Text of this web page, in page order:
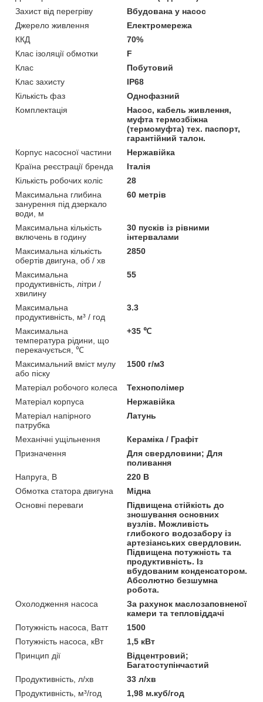
Захист від перегріву
Вбудована у насос
Джерело живлення
Електромережа
ККД
70%
Клас ізоляції обмотки
F
Клас
Побутовий
Клас захисту
IP68
Кількість фаз
Однофазний
Комплектація
Насос, кабель живлення,
муфта термозбіжна
(термомуфта) тех. паспорт,
гарантійний талон.
Корпус насосної частини
Нержавійка
Країна реєстрації бренда
Італія
Кількість робочих коліс
28
Максимальна глибина
занурення під дзеркало
води, м
60 метрів
Максимальна кількість
включень в годину
30 пусків із рівними
інтервалами
Максимальна кількість
обертів двигуна, об / хв
2850
Максимальна
продуктивність, літри /
хвилину
55
Максимальна
продуктивність, м³ / год
3.3
Максимальна
температура рідини, що
перекачується, ℃
+35 ℃
Максимальний вміст мулу
або піску
1500 г/м3
Матеріал робочого колеса
Технополімер
Матеріал корпуса
Нержавійка
Матеріал напірного
патрубка
Латунь
Механічні ущільнення
Кераміка / Графіт
Призначення
Для свердловини; Для
поливання
Напруга, В
220 В
Обмотка статора двигуна
Мідна
Основні переваги
Підвищена стійкість до
зношування основних
вузлів. Можливість
глибокого водозабору із
артезіанських свердловин.
Підвищена потужність та
продуктивність. Із
вбудованим конденсатором.
Абсолютно безшумна
робота.
Охолодження насоса
За рахунок маслозаповненої
камери та тепловіддачі
Потужність насоса, Ватт
1500
Потужність насоса, кВт
1,5 кВт
Принцип дії
Відцентровий;
Багатоступінчастий
Продуктивність, л/хв
33 л/хв
Продуктивність, м³/год
1,98 м.куб/год